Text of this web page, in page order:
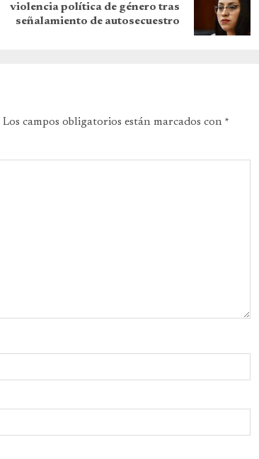
violencia política de género tras
señalamiento de autosecuestro
Los campos obligatorios están marcados con *